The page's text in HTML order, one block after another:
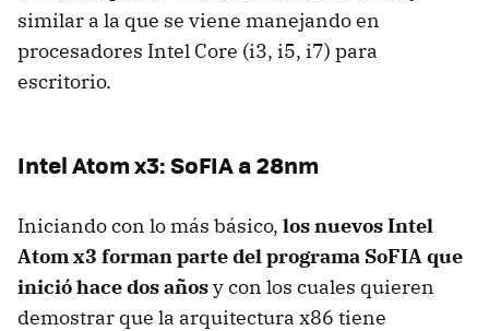
similar a la que se viene manejando en
procesadores Intel Core (i3, i5, i7) para
escritorio.
Intel Atom x3: SoFIA a 28nm
Iniciando con lo más básico, los nuevos Intel
Atom x3 forman parte del programa SoFIA que
inició hace dos añosy con los cuales quieren
demostrar que la arquitectura x86 tiene